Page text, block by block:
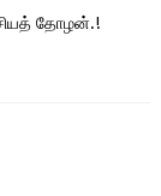
தோழன்.!